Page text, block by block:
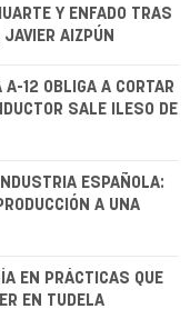
Y ENFADO TRAS
AIZPÚN
A-12 OBLIGA A CORTAR
SALE ILESO DE
ESPAÑOLA:
A UNA
EN PRÁCTICAS QUE
EN TUDELA